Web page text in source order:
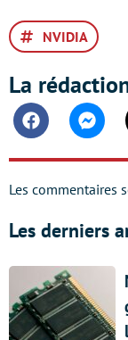
NVIDIA
La
Facebook
Les commentaires
Les derniers